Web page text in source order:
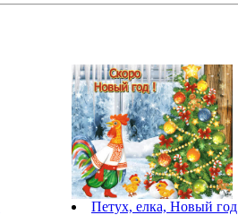
Петух, елка, Новый год